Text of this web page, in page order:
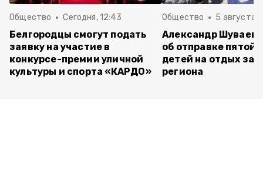
Общество Сегодня, 12:43
Белгородцы смогут подать
заявку на участие в
конкурсе-премии уличной
культуры и спорта «КАРДО»
Общество 5 августа ,
Александр Шуваев
об отправке пятой
детей на отдых за
региона